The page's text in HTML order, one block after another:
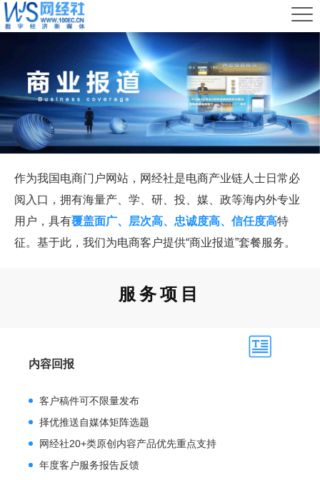
作为我国电商门户网站，网经社是电商产业链人士日常必
阅入口，拥有海量产、学、研、投、媒、政等海内外专业
用户，具有覆盖面广、层次高、忠诚度高、信任度高特
征。基于此，我们为电商客户提供“商业报道”套餐服务。
服务项目
内容回报
客户稿件可不限量发布
择优推送自媒体矩阵选题
网经社20+类原创内容产品优先重点支持
年度客户服务报告反馈